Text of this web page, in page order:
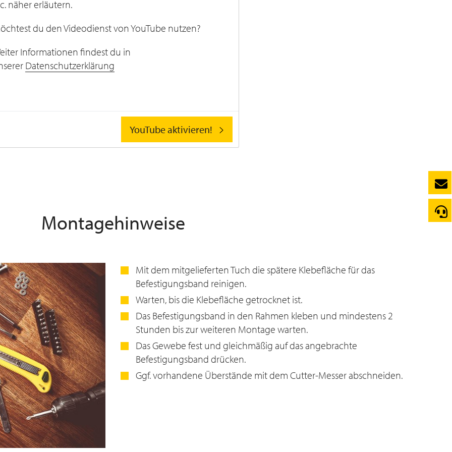
näher erläutern.
du den Videodienst von YouTube nutzen?
Informationen findest du in
Datenschutzerklärung
YouTube aktivieren!
Montagehinweise
Mit dem mitgelieferten Tuch die spätere Klebefläche für das
Befestigungsband reinigen.
Warten, bis die Klebefläche getrocknet ist.
Das Befestigungsband in den Rahmen kleben und mindestens 2
Stunden bis zur weiteren Montage warten.
Das Gewebe fest und gleichmäßig auf das angebrachte
Befestigungsband drücken.
Ggf. vorhandene Überstände mit dem Cutter-Messer abschneiden.